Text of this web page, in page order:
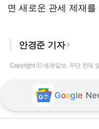
면 새로운 관세 제재
안경준 기자
Copyright ⓒ 세계일보. 무단 전재
Google